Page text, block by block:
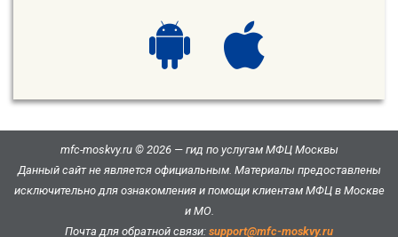
mfc-moskvy.ru © 2026 — гид по услугам МФЦ Москвы
Данный сайт не является официальным. Материалы предоставлены
исключительно для ознакомления и помощи клиентам МФЦ в Москве
и МО.
Почта для обратной связи: support@mfc-moskvy.ru